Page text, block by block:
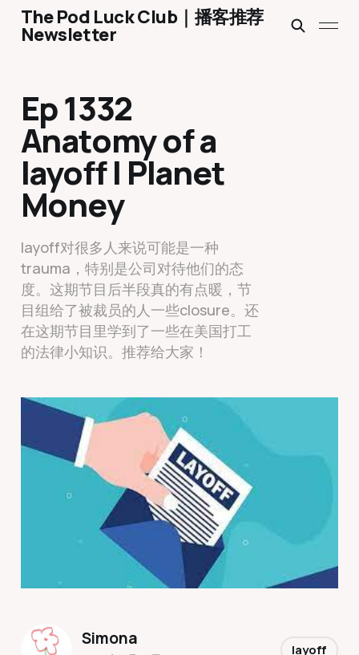
The Pod Luck Club｜播客推荐
Newsletter
Ep 1332
Anatomy of a
layoff | Planet
Money
layoff对很多人来说可能是一种
trauma，特别是公司对待他们的态
度。这期节目后半段真的有点暖，节
目组给了被裁员的人一些closure。还
在这期节目里学到了一些在美国打工
的法律小知识。推荐给大家！
Simona
layoff